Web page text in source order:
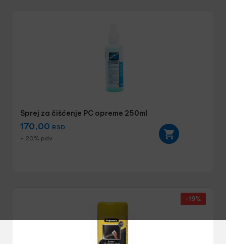
Sprej za čišćenje PC opreme 250ml
170,00 RSD
+ 20% pdv
-19%